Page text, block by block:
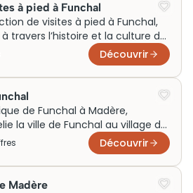
à pied à Funchal
de visites à pied à Funchal,
travers l’histoire et la culture de
ruelles en compagnie de
en découvrant des lieux
trésors cachés pour une
Découvrir
de Funchal à Madère,
la ville de Funchal au village de
architecturale, il offre des
l’île, combinant ingénierie
Initialement conçu pour
devenu une attraction
s Découvrir
Madère